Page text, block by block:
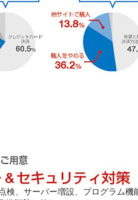
検、サーバー増設、プログラム機